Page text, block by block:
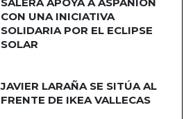
SALERA APOYA A ASPANION
CON UNA INICIATIVA
SOLIDARIA POR EL ECLIPSE
SOLAR
JAVIER LARAÑA SE SITÚA AL
FRENTE DE IKEA VALLECAS